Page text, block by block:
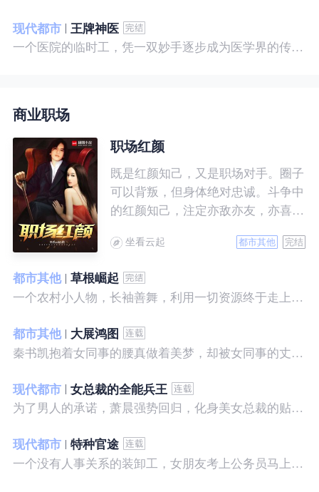
现代都市
王牌神医
一个医院的临时工，凭一双妙手逐步成为医学界的传奇！ 一个社会底层的小人物，靠一腔热血成为人世间的枭王！ 当佛已经无能为力，便由我来普渡众生——杨风。
商业职场
职场红颜
既是红颜知己，又是职场对手。圈子
可以背叛，但身体绝对忠诚。斗争中
的红颜知己，注定亦敌亦友，亦喜亦
坐看云起 都市其他 完结
都市其他
草根崛起
一个农村小人物，长袖善舞，利用一切资源终于走上人生巅峰
都市其他
大展鸿图
秦书凯抱着女同事的腰真做着美梦，却被女同事的丈夫发现，解释说是正常工作......被打击报复，得到漂亮女邻居的帮助，从此不断高升……
现代都市
女总裁的全能兵王
为了男人的承诺，萧晨强势回归，化身美女总裁的贴身保镖，横扫八方之敌，谱写王者传奇！
现代都市
特种官途
一个没有人事关系的装卸工，女朋友考上公务员马上抛弃了他，却是没有想到他也考上了公务员，奇迹般成为高官……